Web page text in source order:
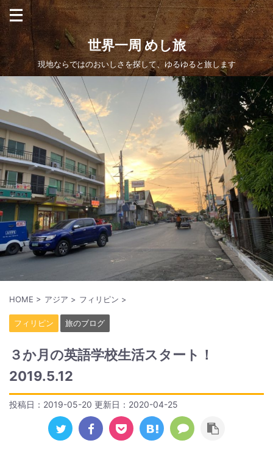
世界一周 めし旅
現地ならではのおいしさを探して、ゆるゆると旅します
HOME > アジア > フィリピン >
フィリピン 旅のブログ
３か月の英語学校生活スタート！
2019.5.12
投稿日：2019-05-20 更新日： 2020-04-25